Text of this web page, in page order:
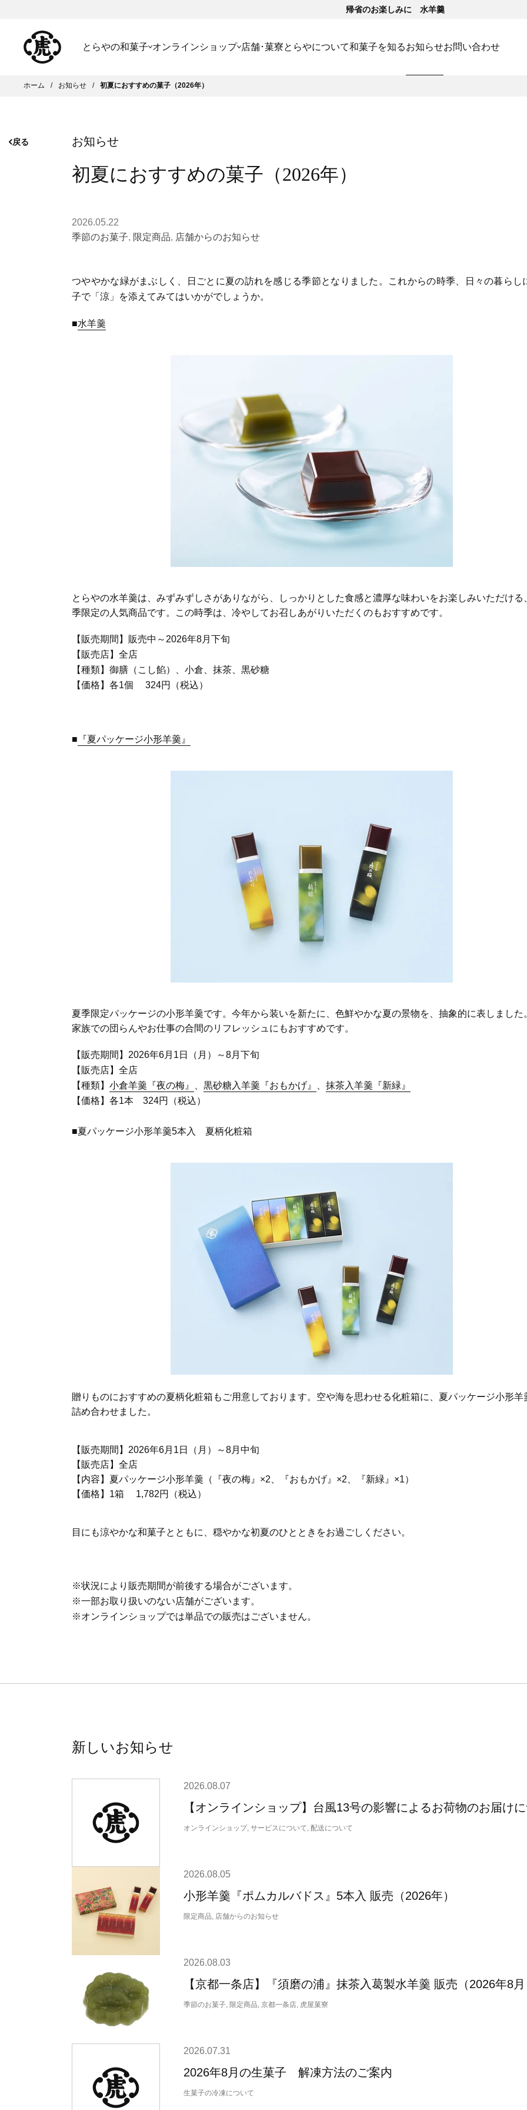
帰省のお楽しみに 水羊羹
とらやの和菓子 オンラインショップ 店舗･菓寮とらやについて和菓子を知るお知らせお問い合わせ
ホーム お知らせ 初夏におすすめの菓子（2026年）
戻る お知らせ
初夏におすすめの菓子（2026年）
2026.05.22
季節のお菓子, 限定商品, 店舗からのお知らせ
つややかな緑がまぶしく、日ごとに夏の訪れを感じる季節となりました。これからの時季、日々の暮らし
子で「涼」を添えてみてはいかがでしょうか。
■水羊羹
とらやの水羊羹は、みずみずしさがありながら、しっかりとした食感と濃厚な味わいをお楽しみいただける
季限定の人気商品です。この時季は、冷やしてお召しあがりいただくのもおすすめです。
【販売期間】販売中～2026年8月下旬
【販売店】全店
【種類】御膳（こし餡）、小倉、抹茶、黒砂糖
【価格】各1個 324円（税込）
■ 『夏パッケージ小形羊羹』
夏季限定パッケージの小形羊羹です。今年から装いを新たに、色鮮やかな夏の景物を、抽象的に表しました
家族での団らんやお仕事の合間のリフレッシュにもおすすめです。
【販売期間】2026年6月1日（月）～8月下旬
【販売店】全店
【種類】 小倉羊羹『夜の梅』 黒砂糖入羊羹『おもかげ』
抹茶入羊羹『新緑』
【価格】各1本 324円（税込）
■夏パッケージ小形羊羹5本入 夏柄化粧箱
贈りものにおすすめの夏柄化粧箱もご用意しております。空や海を思わせる化粧箱に、夏パッケージ小形羊
詰め合わせました。
【販売期間】2026年6月1日（月）～8月中旬
【販売店】全店
【内容】夏パッケージ小形羊羹（『夜の梅』×2、『おもかげ』×2、『新緑』×1）
【価格】1箱 1,782円（税込）
目にも涼やかな和菓子とともに、穏やかな初夏のひとときをお過ごしください。
※状況により販売期間が前後する場合がございます。
※一部お取り扱いのない店舗がございます。
※オンラインショップでは単品での販売はございません。
新しいお知らせ
【オンラインショップ】台風13号の影響によるお荷物のお届け
2026.08.07
オンラインショップ, サービスについて, 配送について
小形羊羹『ポムカルバドス』5本入 販売（2026年）
2026.08.05
限定商品, 店舗からのお知らせ
【京都一条店】『須磨の浦』抹茶入葛製水羊羹 販売（2026年8
2026.08.03
季節のお菓子, 限定商品, 京都一条店, 虎屋菓寮
2026年8月の生菓子 解凍方法のご案内
2026.07.31
生菓子の冷凍について